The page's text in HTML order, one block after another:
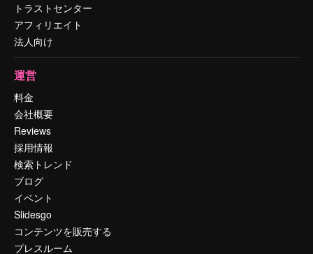
トラストセンター
アフィリエイト
法人向け
運営
料金
会社概要
Reviews
採用情報
検索トレンド
ブログ
イベント
Slidesgo
コンテンツを販売する
プレスルーム